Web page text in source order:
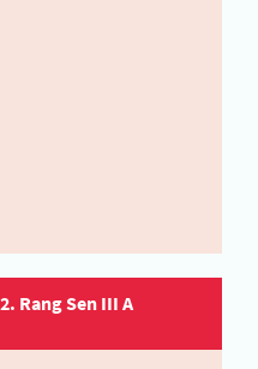
Rang Sen III A